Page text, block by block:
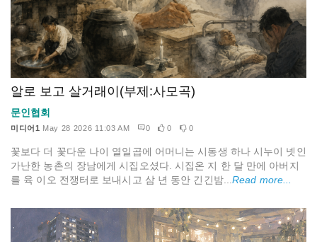
알로 보고 살거래이(부제:사모곡)
문인협회
미디어1 May 28 2026 11:03 AM 0 0 0
꽃보다 더 꽃다운 나이 열일곱에 어머니는 시동생 하나 시누이 넷인
가난한 농촌의 장남에게 시집오셨다. 시집온 지 한 달 만에 아버지
를 육 이오 전쟁터로 보내시고 삼 년 동안 긴긴밤... Read more...